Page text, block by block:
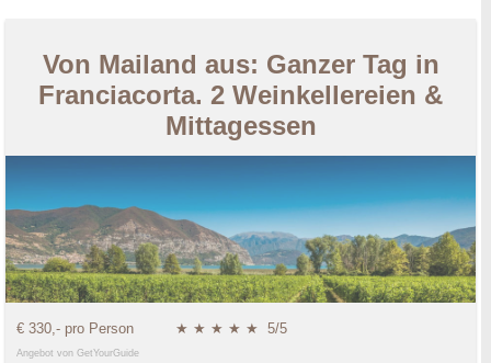
Von Mailand aus: Ganzer Tag in
Franciacorta. 2 Weinkellereien &
Mittagessen
€ 330,- pro Person ★ ★ ★ ★ ★ 5/5
Angebot von GetYourGuide